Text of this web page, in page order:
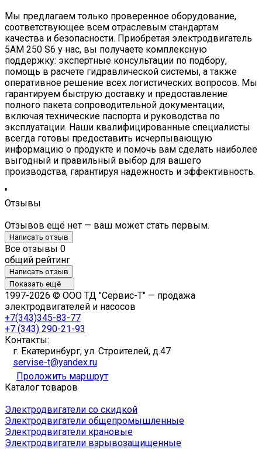
Мы предлагаем только проверенное оборудование,
соответствующее всем отраслевым стандартам
качества и безопасности. Приобретая электродвигатель
5АМ 250 S6 у нас, вы получаете комплексную
поддержку: экспертные консультации по подбору,
помощь в расчете гидравлической системы, а также
оперативное решение всех логистических вопросов. Мы
гарантируем быструю доставку и предоставление
полного пакета сопроводительной документации,
включая технические паспорта и руководства по
эксплуатации. Наши квалифицированные специалисты
всегда готовы предоставить исчерпывающую
информацию о продукте и помочь вам сделать наиболее
выгодный и правильный выбор для вашего
производства, гарантируя надежность и эффективность.
"
Отзывы
Отзывов ещё нет — ваш может стать первым.
Написать отзыв
Все отзывы 0
общий рейтинг
Написать отзыв
Показать ещё
1997-2026 © ООО ТД "Сервис-Т" — продажа
электродвигателей и насосов
+7(343)345-83-77
+7 (343) 290-21-93
Контакты:
г. Екатеринбург, ул. Строителей, д.47
servise-t@yandex.ru
Проложить маршрут
Каталог товаров
Электродвигатели со скидкой
Электродвигатели общепромышленные
Электродвигатели крановые
Электродвигатели взрывозащищенные